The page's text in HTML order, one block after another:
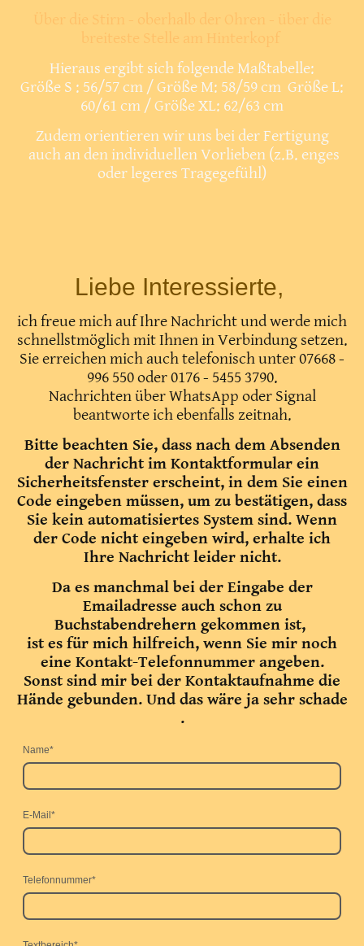
Hieraus ergibt sich folgende Maßtabelle:
Größe S : 56/57 cm / Größe M: 58/59 cm Größe L:
60/61 cm / Größe XL: 62/63 cm
Zudem orientieren wir uns bei der Fertigung
auch an den individuellen Vorlieben (z.B. enges
oder legeres Tragegefühl)
Name*
E-Mail *
Telefonnummer*
Liebe Interessierte,
ich freue mich auf Ihre Nachricht und werde mich
schnellstmöglich mit Ihnen in Verbindung setzen.
Sie erreichen mich auch telefonisch unter 07668 -
996 550 oder 0176 - 5455 3790.
Nachrichten über WhatsApp oder Signal
beantworte ich ebenfalls zeitnah.
Bitte beachten Sie, dass nach dem Absenden
der Nachricht im Kontaktformular ein
Sicherheitsfenster erscheint, in dem Sie einen
Code eingeben müssen, um zu bestätigen, dass
Sie kein automatisiertes System sind. Wenn
der Code nicht eingeben wird, erhalte ich
Ihre Nachricht leider nicht.
Da es manchmal bei der Eingabe der
Emailadresse auch schon zu
Buchstabendrehern gekommen ist,
ist es für mich hilfreich, wenn Sie mir noch
eine Kontakt-Telefonnummer angeben.
Sonst sind mir bei der Kontaktaufnahme die
Hände gebunden. Und das wäre ja sehr schade
.